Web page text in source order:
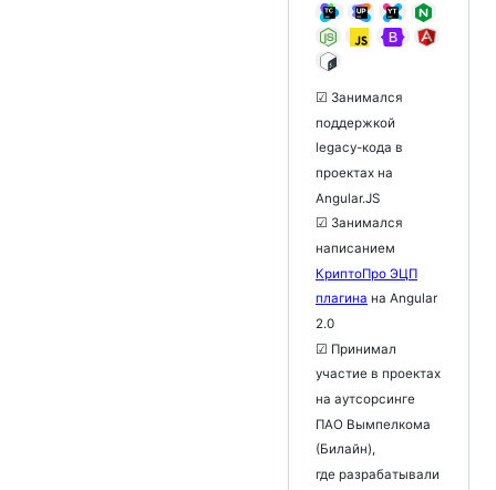
☑ Занимался
поддержкой
legacy-кода в
проектах на
Angular.JS
☑ Занимался
написанием
КриптоПро ЭЦП
плагина на Angular
2.0
☑ Принимал
участие в проектах
на аутсорсинге
ПАО Вымпелкома
(Билайн),
где разрабатывали